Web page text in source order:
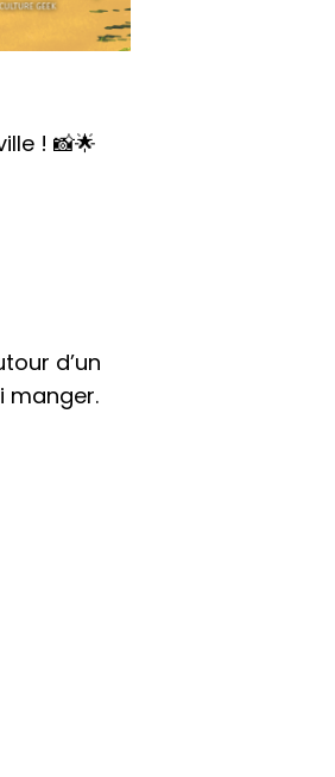
! 📸🌟
d’un
manger.